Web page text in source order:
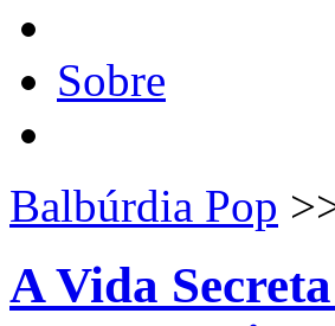
Sobre
Balbúrdia Pop
A Vida